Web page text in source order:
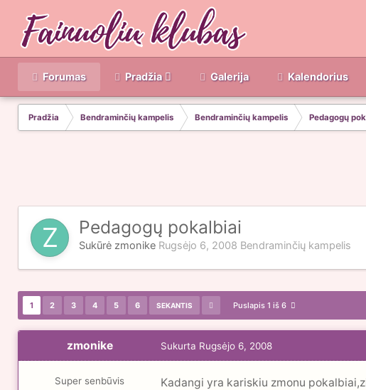
Forumas Pradžia Galerija Kalendorius
Pradžia Bendraminčių kampelis Bendraminčių kampelis Pedagogų
Pedagogų pokalbiai
Sukūrė zmonike Rugsėjo 6, 2008 Bendraminčių kampelis
1 2 3 4 5 6 SEKANTIS Puslapis 1 iš 6
zmonike
Super senbūvis
Sukurta Rugsėjo 6, 2008
Kadangi yra kariskiu zmonu